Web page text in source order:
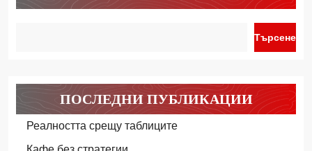
Търсене
ПОСЛЕДНИ ПУБЛИКАЦИИ
Реалността срещу таблиците